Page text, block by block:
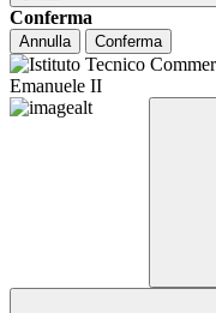
Conferma
Annulla Conferma